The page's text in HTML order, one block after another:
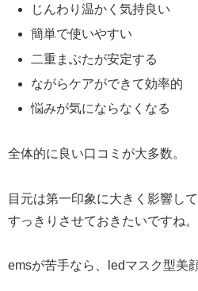
じんわり温かく気持良い
簡単で使いやすい
二重まぶたが安定する
ながらケアができて効率的
悩みが気にならなくなる
全体的に良い口コミが大多数。
目元は第一印象に大きく影響し
すっきりさせておきたいですね。
emsが苦手なら、ledマスク型美